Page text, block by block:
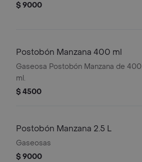
$ 9000
Postobón Manzana 400 ml
Gaseosa Postobón Manzana de 400
ml.
$ 4500
Postobón Manzana 2.5 L
Gaseosas
$ 9000